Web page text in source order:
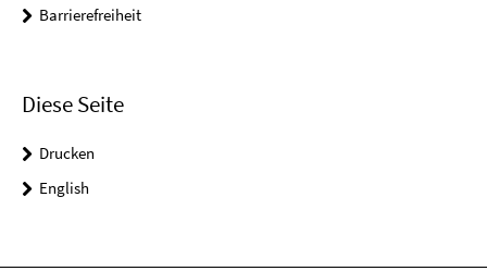
Barrierefreiheit
Diese Seite
Drucken
English